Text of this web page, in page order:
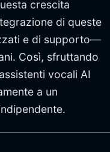
crescita
di queste
e di supporto—
Così, sfruttando
vocali AI
a un